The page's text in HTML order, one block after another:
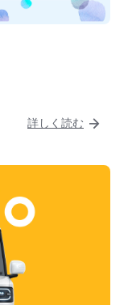
詳しく読む